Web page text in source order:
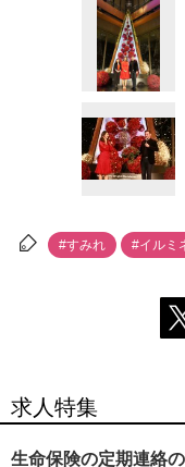
#すみれ #イルミ
求人特集
生命保険の定期連絡